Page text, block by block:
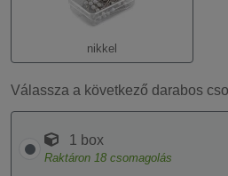
nikkel
Válassza a következő darabos
1 box
Raktáron 18 csomagolás